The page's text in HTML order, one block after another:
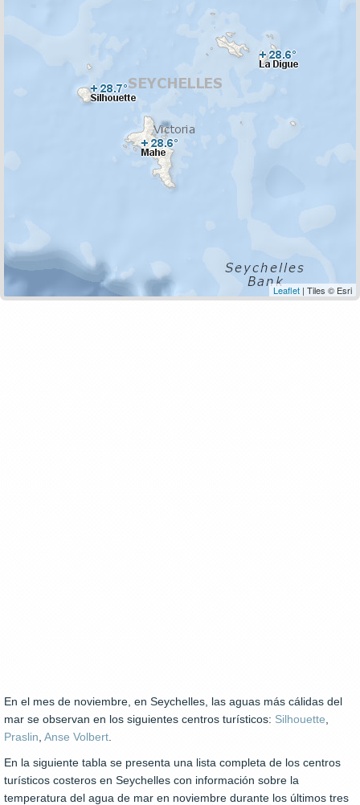
Leaflet | Tiles © Esri
En el mes de noviembre, en Seychelles, las aguas más cálidas del
mar se observan en los siguientes centros turísticos: Silhouette
Praslin Anse Volbert
En la siguiente tabla se presenta una lista completa de los centros
turísticos costeros en Seychelles con información sobre la
temperatura del agua de mar en noviembre durante los últimos tres